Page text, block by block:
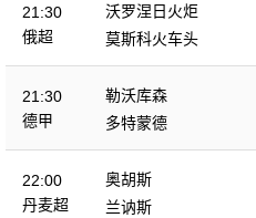
21:30
俄超
沃罗涅日火炬
莫斯科火车头
21:30
德甲
勒沃库森
多特蒙德
22:00
丹麦超
奥胡斯
兰讷斯